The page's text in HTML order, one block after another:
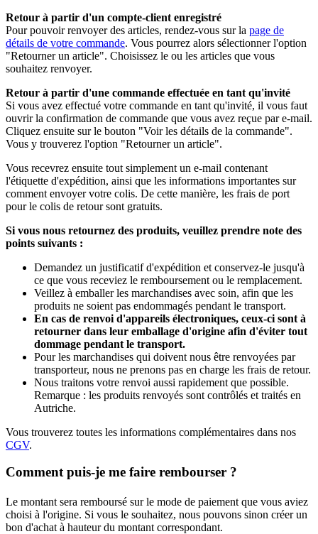
Retour à partir d'un compte-client enregistré
Pour pouvoir renvoyer des articles, rendez-vous sur la page de
détails de votre commande. Vous pourrez alors sélectionner l'option
"Retourner un article". Choisissez le ou les articles que vous
souhaitez renvoyer.
Retour à partir d'une commande effectuée en tant qu'invité
Si vous avez effectué votre commande en tant qu'invité, il vous faut
ouvrir la confirmation de commande que vous avez reçue par e-mail.
Cliquez ensuite sur le bouton "Voir les détails de la commande".
Vous y trouverez l'option "Retourner un article".
Vous recevrez ensuite tout simplement un e-mail contenant
l'étiquette d'expédition, ainsi que les informations importantes sur
comment envoyer votre colis. De cette manière, les frais de port
pour le colis de retour sont gratuits.
Si vous nous retournez des produits, veuillez prendre note des
points suivants :
Demandez un justificatif d'expédition et conservez-le jusqu'à
ce que vous receviez le remboursement ou le remplacement.
Veillez à emballer les marchandises avec soin, afin que les
produits ne soient pas endommagés pendant le transport.
En cas de renvoi d'appareils électroniques, ceux-ci sont à
retourner dans leur emballage d'origine afin d'éviter tout
dommage pendant le transport.
Pour les marchandises qui doivent nous être renvoyées par
transporteur, nous ne prenons pas en charge les frais de retour.
Nous traitons votre renvoi aussi rapidement que possible.
Remarque : les produits renvoyés sont contrôlés et traités en
Autriche.
Vous trouverez toutes les informations complémentaires dans nos
CGV.
Comment puis-je me faire rembourser ?
Le montant sera remboursé sur le mode de paiement que vous aviez
choisi à l'origine. Si vous le souhaitez, nous pouvons sinon créer un
bon d'achat à hauteur du montant correspondant.